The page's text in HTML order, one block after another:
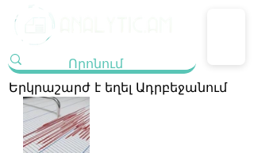
Երկրաշարժ է եղել Ադրբեջանում